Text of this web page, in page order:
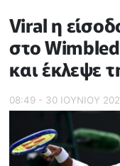
Viral η
στο
και έκλεψε
08:49 - 30 ΙΟΥΝΙΟΥ